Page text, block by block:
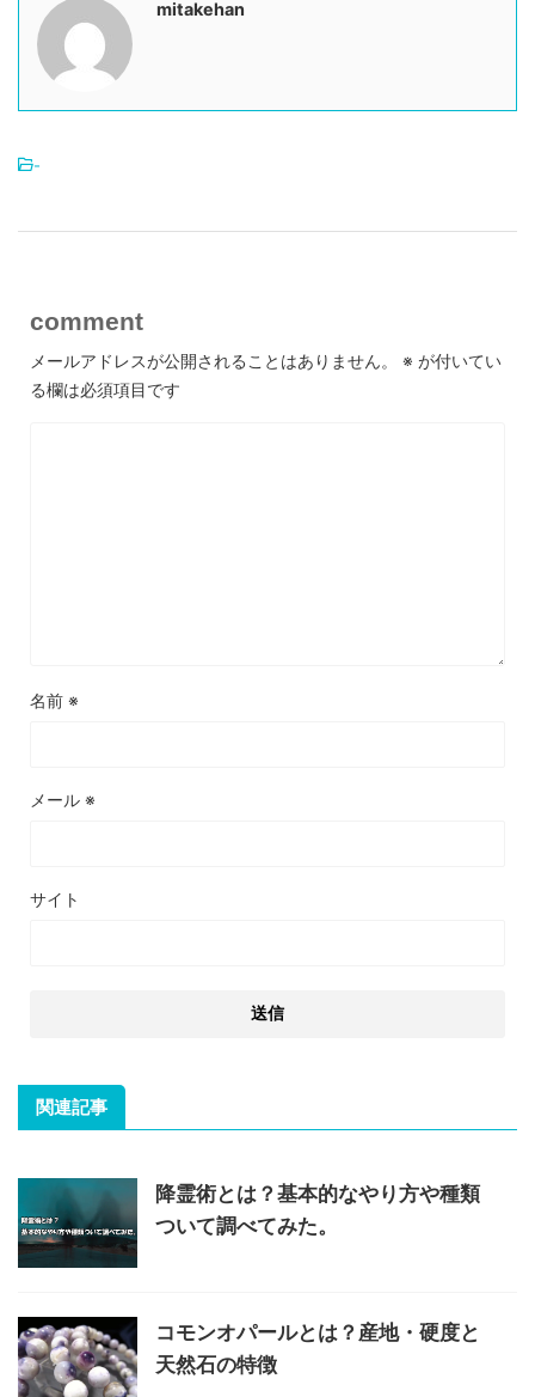
mitakehan
-
comment
メールアドレスが公開されることはありません。 ※ が付いてい
る欄は必須項目です
名前 ※
メール ※
サイト
関連記事
降霊術とは？基本的なやり方や種類
ついて調べてみた。
コモンオパールとは？産地・硬度と
天然石の特徴